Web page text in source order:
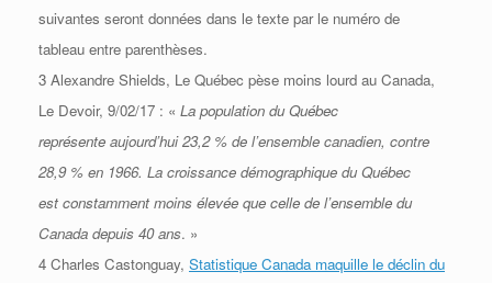
suivantes seront données dans le texte par le numéro de
tableau entre parenthèses.
3 Alexandre Shields, Le Québec pèse moins lourd au Canada,
Le Devoir, 9/02/17 : « La population du Québec
représente aujourd’hui 23,2 % de l’ensemble canadien, contre
28,9 % en 1966. La croissance démographique du Québec
est constamment moins élevée que celle de l’ensemble du
Canada depuis 40 ans. »
4 Charles Castonguay, Statistique Canada maquille le déclin du